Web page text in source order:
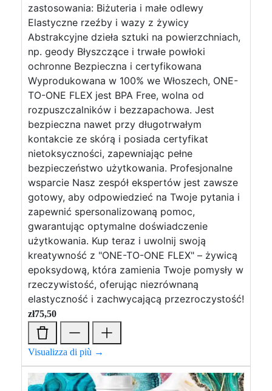
zastosowania: Biżuteria i małe odlewy
Elastyczne rzeźby i wazy z żywicy
Abstrakcyjne dzieła sztuki na powierzchniach,
np. geody Błyszczące i trwałe powłoki
ochronne Bezpieczna i certyfikowana
Wyprodukowana w 100% we Włoszech, ONE-
TO-ONE FLEX jest BPA Free, wolna od
rozpuszczalników i bezzapachowa. Jest
bezpieczna nawet przy długotrwałym
kontakcie ze skórą i posiada certyfikat
nietoksyczności, zapewniając pełne
bezpieczeństwo użytkowania. Profesjonalne
wsparcie Nasz zespół ekspertów jest zawsze
gotowy, aby odpowiedzieć na Twoje pytania i
zapewnić spersonalizowaną pomoc,
gwarantując optymalne doświadczenie
użytkowania. Kup teraz i uwolnij swoją
kreatywność z "ONE-TO-ONE FLEX" – żywicą
epoksydową, która zamienia Twoje pomysły w
rzeczywistość, oferując niezrównaną
elastyczność i zachwycającą przezroczystość!
zł75,50
Visualizza di più →